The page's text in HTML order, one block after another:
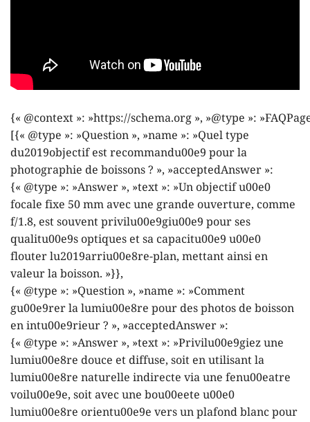
{« @context »: »https://schema.org », »@type »:
[{« @type »: »Question », »name »: »Quel type
du2019objectif est recommandu00e9 pour la
photographie de boissons ? », »acceptedAnswer »:
{« @type »: »Answer », »text »: »Un objectif u00e0
focale fixe 50 mm avec une grande ouverture, comme
f/1.8, est souvent privilu00e9giu00e9 pour ses
qualitu00e9s optiques et sa capacitu00e9 u00e0
flouter lu2019arriu00e8re-plan, mettant ainsi en
valeur la boisson. »}},
{« @type »: »Question », »name »: »Comment
gu00e9rer la lumiu00e8re pour des photos de boisson
en intu00e9rieur ? », »acceptedAnswer »:
{« @type »: »Answer », »text »: »Privilu00e9giez une
lumiu00e8re douce et diffuse, soit en utilisant la
lumiu00e8re naturelle indirecte via une fenu00eatre
voilu00e9e, soit avec une bou00eete u00e0
lumiu00e8re orientu00e9e vers un plafond blanc pour